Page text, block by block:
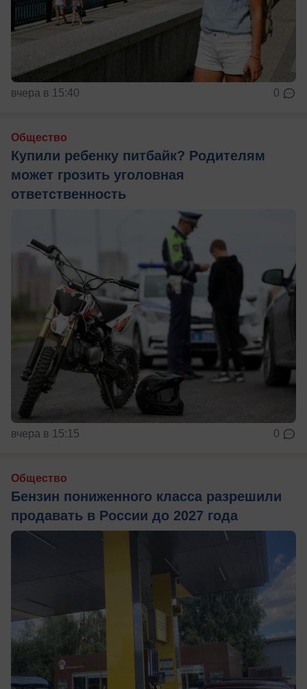
вчера в 15:40 0
Общество
Купили ребенку питбайк? Родителям
может грозить уголовная
ответственность
вчера в 15:15 0
Общество
Бензин пониженного класса разрешили
продавать в России до 2027 года